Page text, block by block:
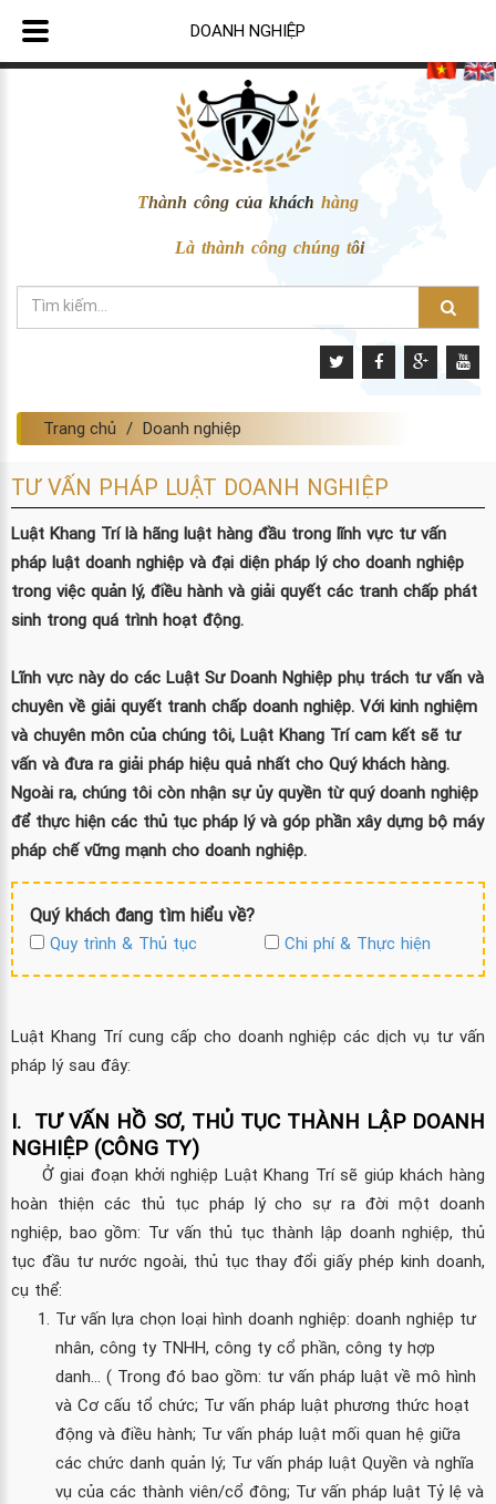
Thành công của khách hàng
Là thành công chúng tôi
Trang chủ Doanh nghiệp
TƯ VẤN PHÁP LUẬT DOANH NGHIỆP
Luật Khang Trí là hãng luật hàng đầu trong lĩnh vực tư vấn
pháp luật doanh nghiệp và đại diện pháp lý cho doanh nghiệp
trong việc quản lý, điều hành và giải quyết các tranh chấp phát
sinh trong quá trình hoạt động.
Lĩnh vực này do các Luật Sư Doanh Nghiệp phụ trách tư vấn và
chuyên về giải quyết tranh chấp doanh nghiệp. Với kinh nghiệm
và chuyên môn của chúng tôi, Luật Khang Trí cam kết sẽ tư
vấn và đưa ra giải pháp hiệu quả nhất cho Quý khách hàng.
Ngoài ra, chúng tôi còn nhận sự ủy quyền từ quý doanh nghiệp
để thực hiện các thủ tục pháp lý và góp phần xây dựng bộ máy
pháp chế vững mạnh cho doanh nghiệp.
Quý khách đang tìm hiểu về?
Quy trình & Thủ tục Chi phí & Thực hiện
Luật Khang Trí cung cấp cho doanh nghiệp các dịch vụ tư vấn
pháp lý sau đây:
I. TƯ VẤN HỒ SƠ, THỦ TỤC THÀNH LẬP DOANH
NGHIỆP (CÔNG TY)
Ở giai đoạn khởi nghiệp Luật Khang Trí sẽ giúp khách hàng
hoàn thiện các thủ tục pháp lý cho sự ra đời một doanh
nghiệp, bao gồm: Tư vấn thủ tục thành lập doanh nghiệp, thủ
tục đầu tư nước ngoài, thủ tục thay đổi giấy phép kinh doanh,
cụ thể:
Tư vấn lựa chọn loại hình doanh nghiệp: doanh nghiệp tư
nhân, công ty TNHH, công ty cổ phần, công ty hợp
danh… ( Trong đó bao gồm: tư vấn pháp luật về mô hình
và Cơ cấu tổ chức; Tư vấn pháp luật phương thức hoạt
động và điều hành; Tư vấn pháp luật mối quan hệ giữa
các chức danh quản lý; Tư vấn pháp luật Quyền và nghĩa
vụ của các thành viên/cổ đông; Tư vấn pháp luật Tỷ lệ và
DOANH NGHIỆP